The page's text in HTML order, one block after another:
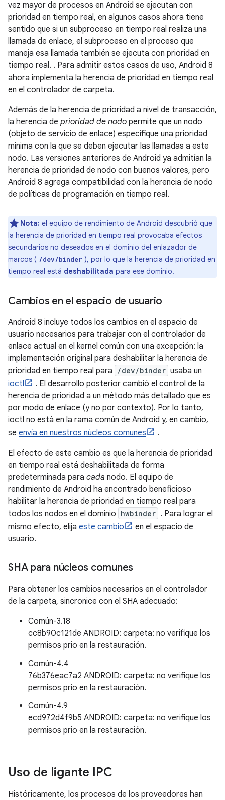
vez mayor de procesos en Android se ejecutan con
prioridad en tiempo real, en algunos casos ahora tiene
sentido que si un subproceso en tiempo real realiza una
llamada de enlace, el subproceso en el proceso que
maneja esa llamada también se ejecuta con prioridad en
tiempo real. . Para admitir estos casos de uso, Android 8
ahora implementa la herencia de prioridad en tiempo real
en el controlador de carpeta.
Además de la herencia de prioridad a nivel de transacción,
la herencia de prioridad de nodo permite que un nodo
(objeto de servicio de enlace) especifique una prioridad
mínima con la que se deben ejecutar las llamadas a este
nodo. Las versiones anteriores de Android ya admitían la
herencia de prioridad de nodo con buenos valores, pero
Android 8 agrega compatibilidad con la herencia de nodo
de políticas de programación en tiempo real.
Nota: el equipo de rendimiento de Android descubrió que
la herencia de prioridad en tiempo real provocaba efectos
secundarios no deseados en el dominio del enlazador de
marcos ( /dev/binder ), por lo que la herencia de prioridad en
tiempo real está deshabilitada para ese dominio.
Cambios en el espacio de usuario
Android 8 incluye todos los cambios en el espacio de
usuario necesarios para trabajar con el controlador de
enlace actual en el kernel común con una excepción: la
implementación original para deshabilitar la herencia de
prioridad en tiempo real para
/dev/binder usaba un
ioctl
. El desarrollo posterior cambió el control de la
herencia de prioridad a un método más detallado que es
por modo de enlace (y no por contexto). Por lo tanto,
ioctl no está en la rama común de Android y, en cambio,
se envía en nuestros núcleos comunes
.
El efecto de este cambio es que la herencia de prioridad
en tiempo real está deshabilitada de forma
predeterminada para cada nodo. El equipo de
rendimiento de Android ha encontrado beneficioso
habilitar la herencia de prioridad en tiempo real para
todos los nodos en el dominio hwbinder . Para lograr el
mismo efecto, elija este cambio
en el espacio de
usuario.
SHA para núcleos comunes
Para obtener los cambios necesarios en el controlador
de la carpeta, sincronice con el SHA adecuado:
Común-3.18
cc8b90c121de ANDROID: carpeta: no verifique los
permisos prio en la restauración.
Común-4.4
76b376eac7a2 ANDROID: carpeta: no verifique los
permisos prio en la restauración.
Común-4.9
ecd972d4f9b5 ANDROID: carpeta: no verifique los
permisos prio en la restauración.
Uso de ligante IPC
Históricamente, los procesos de los proveedores han